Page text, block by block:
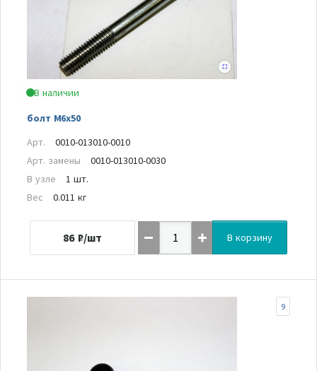
В наличии
болт M6x50
Арт.
0010-013010-0010
Арт. замены
0010-013010-0030
В узле
1 шт.
Вес
0.011 кг
86 ₽/шт В корзину
9